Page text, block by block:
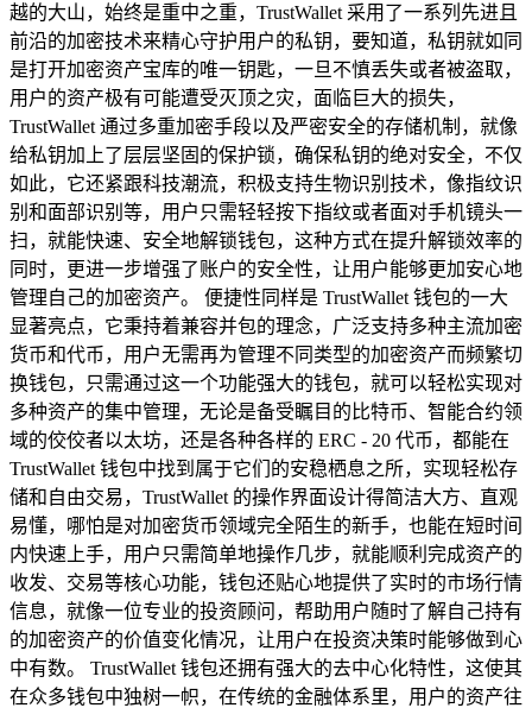
越的大山，始终是重中之重，TrustWallet 采用了一系列先进且
前沿的加密技术来精心守护用户的私钥，要知道，私钥就如同
是打开加密资产宝库的唯一钥匙，一旦不慎丢失或者被盗取，
用户的资产极有可能遭受灭顶之灾，面临巨大的损失，
TrustWallet 通过多重加密手段以及严密安全的存储机制，就像
给私钥加上了层层坚固的保护锁，确保私钥的绝对安全，不仅
如此，它还紧跟科技潮流，积极支持生物识别技术，像指纹识
别和面部识别等，用户只需轻轻按下指纹或者面对手机镜头一
扫，就能快速、安全地解锁钱包，这种方式在提升解锁效率的
同时，更进一步增强了账户的安全性，让用户能够更加安心地
管理自己的加密资产。 便捷性同样是 TrustWallet 钱包的一大
显著亮点，它秉持着兼容并包的理念，广泛支持多种主流加密
货币和代币，用户无需再为管理不同类型的加密资产而频繁切
换钱包，只需通过这一个功能强大的钱包，就可以轻松实现对
多种资产的集中管理，无论是备受瞩目的比特币、智能合约领
域的佼佼者以太坊，还是各种各样的 ERC - 20 代币，都能在
TrustWallet 钱包中找到属于它们的安稳栖息之所，实现轻松存
储和自由交易，TrustWallet 的操作界面设计得简洁大方、直观
易懂，哪怕是对加密货币领域完全陌生的新手，也能在短时间
内快速上手，用户只需简单地操作几步，就能顺利完成资产的
收发、交易等核心功能，钱包还贴心地提供了实时的市场行情
信息，就像一位专业的投资顾问，帮助用户随时了解自己持有
的加密资产的价值变化情况，让用户在投资决策时能够做到心
中有数。 TrustWallet 钱包还拥有强大的去中心化特性，这使其
在众多钱包中独树一帜，在传统的金融体系里，用户的资产往